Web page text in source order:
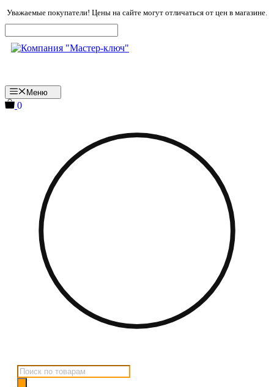
Перейти
к
содержимому
Уважаемые покупатели! Цены на сайте могут отличаться от цен в магазине.
Меню
0
Поиск
товаров